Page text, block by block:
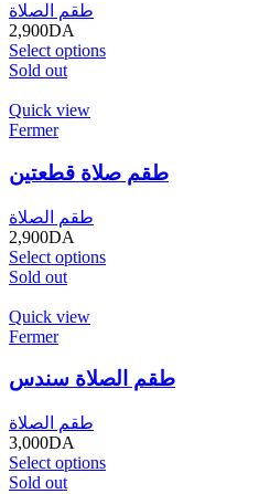
طقم الصلاة
2,900DA
Select options
Sold out
Quick view
Fermer
طقم صلاة قطعتين
طقم الصلاة
2,900DA
Select options
Sold out
Quick view
Fermer
طقم الصلاة سندس
طقم الصلاة
3,000DA
Select options
Sold out